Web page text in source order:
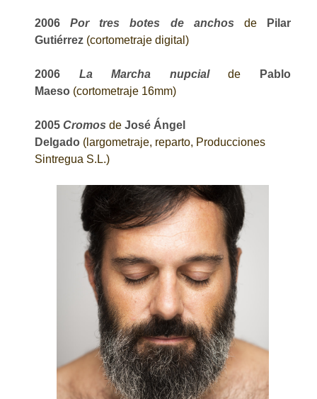
2006Por tres botes de anchos de
Pilar
Gutiérrez (cortometraje digital)
2006 La Marcha nupcial de
Pablo
Maeso (cortometraje 16mm)
2005 Cromos de José Ángel
Delgado (largometraje, reparto, Producciones
Sintregua S.L.)